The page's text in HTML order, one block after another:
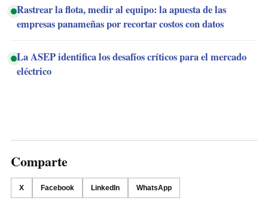
Rastrear la flota, medir al equipo: la apuesta de las
empresas panameñas por recortar costos con datos
La ASEP identifica los desafíos críticos para el mercado
eléctrico
Comparte
X Facebook LinkedIn WhatsApp